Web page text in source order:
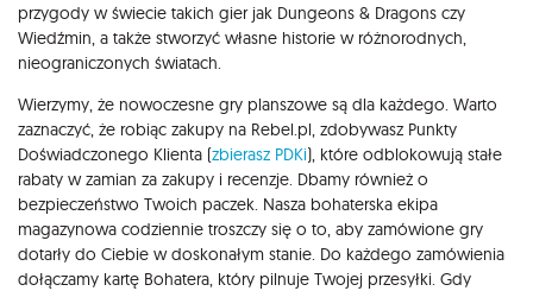
przygody w świecie takich gier jak Dungeons & Dragons czy
Wiedźmin, a także stworzyć własne historie w różnorodnych,
nieograniczonych światach.
Wierzymy, że nowoczesne gry planszowe są dla każdego. Warto
zaznaczyć, że robiąc zakupy na Rebel.pl, zdobywasz Punkty
Doświadczonego Klienta (zbierasz PDKi), które odblokowują stałe
rabaty w zamian za zakupy i recenzje. Dbamy również o
bezpieczeństwo Twoich paczek. Nasza bohaterska ekipa
magazynowa codziennie troszczy się o to, aby zamówione gry
dotarły do Ciebie w doskonałym stanie. Do każdego zamówienia
dołączamy kartę Bohatera, który pilnuje Twojej przesyłki. Gdy